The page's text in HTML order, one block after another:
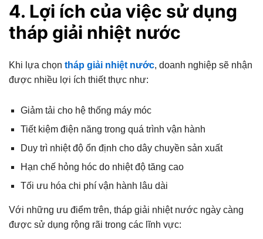
4. Lợi ích của việc sử dụng
tháp giải nhiệt nước
Khi lựa chọn tháp giải nhiệt nước, doanh nghiệp sẽ nhận
được nhiều lợi ích thiết thực như:
Giảm tải cho hệ thống máy móc
Tiết kiệm điện năng trong quá trình vận hành
Duy trì nhiệt độ ổn định cho dây chuyền sản xuất
Hạn chế hỏng hóc do nhiệt độ tăng cao
Tối ưu hóa chi phí vận hành lâu dài
Với những ưu điểm trên, tháp giải nhiệt nước ngày càng
được sử dụng rộng rãi trong các lĩnh vực: